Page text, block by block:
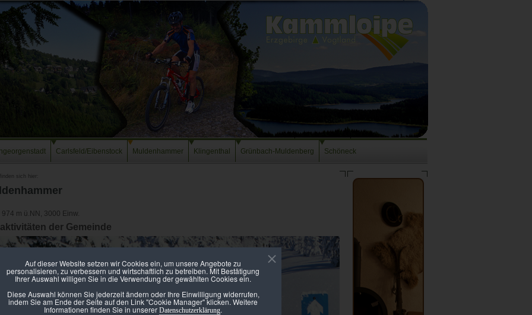
Auf dieser Website setzen wir Cookies ein, um unsere Angebote zu
personalisieren, zu verbessern und wirtschaftlich zu betreiben. Mit Bestätigung
Ihrer Auswahl willigen Sie in die Verwendung der gewählten Cookies ein.
Diese Auswahl können Sie jederzeit ändern oder Ihre Einwilligung widerrufen,
indem Sie am Ende der Seite auf den Link "Cookie Manager" klicken. Weitere
Informationen finden Sie in unserer Datenschutzerklärung.
Carlsfeld/Eibenstock Muldenhammer Klingenthal Grünbach-Muldenberg Schöneck
sich hier:
m ü.NN, 3000 Einw.
der Gemeinde